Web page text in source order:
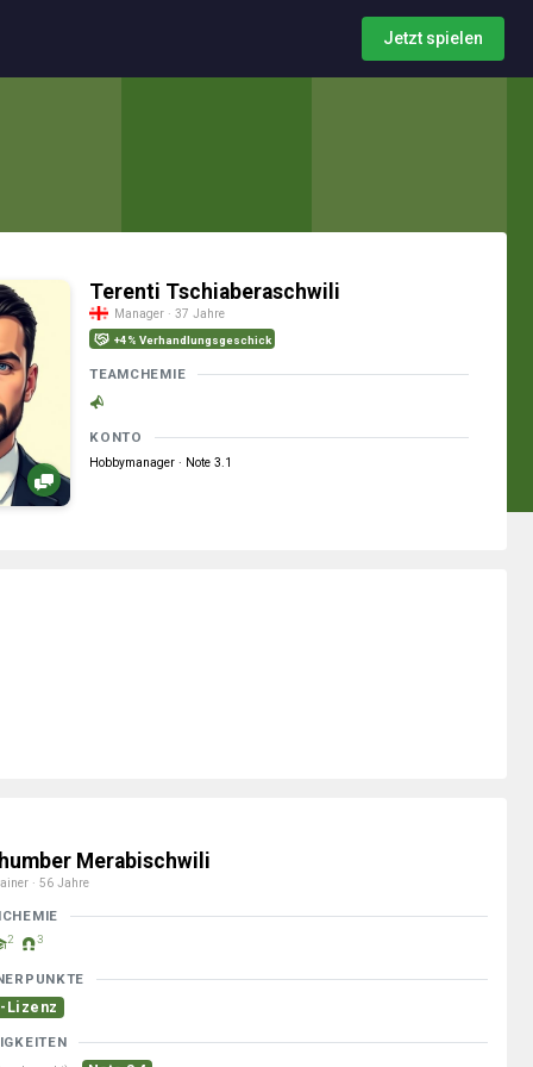
Jetzt spielen
Terenti Tschiaberaschwili
Manager · 37 Jahre
+4% Verhandlungsgeschick
TEAMCHEMIE
KONTO
Hobbymanager · Note 3.1
Merabischwili
· 56 Jahre
2 3
Lizenz